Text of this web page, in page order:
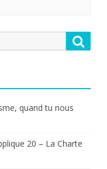
17
si
aimait
quand tu nous
20 – La Charte